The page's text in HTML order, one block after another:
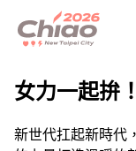
巧觀點
女力一起拚
新世代扛起新時代